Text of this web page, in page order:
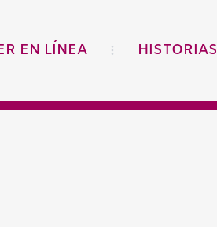
EN LÍNEA HISTORIAS